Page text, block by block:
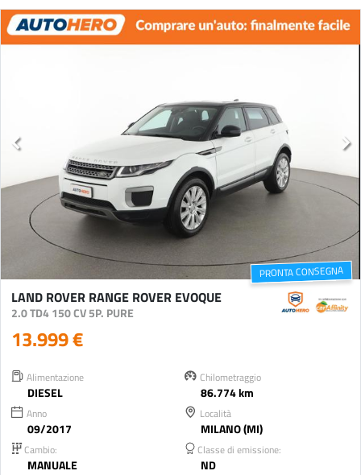
PRONTA CONSEGNA
LAND ROVER RANGE ROVER EVOQUE
2.0 TD4 150 CV 5P. PURE
13.999 €
Alimentazione
DIESEL
Chilometraggio
86.774 km
Anno
09/2017
Località
MILANO (MI)
Cambio:
MANUALE
Classe di emissione:
ND